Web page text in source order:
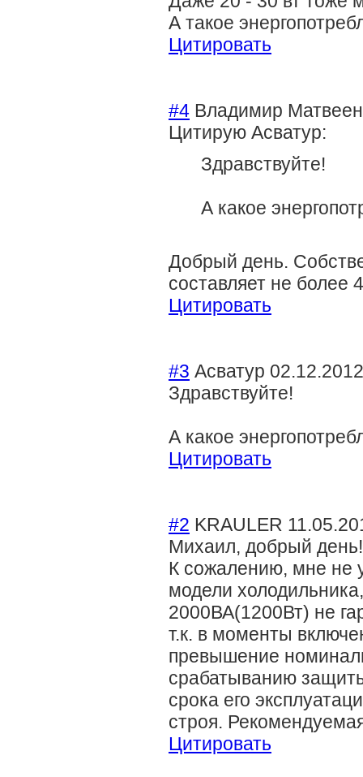
А такое
Цитировать
#4 Владимир
Цитирую Асватур:
Здравствуйте!
А какое
Добрый день.
составляет не более
Цитировать
#3 Асватур
Здравствуйте!
А какое
Цитировать
#2 KRAULER
Михаил, добрый день!
К сожалению, мне не
модели
2000ВА(1200Вт) не
т.к. в моменты
превышение
срабатыванию
срока его
строя.
Цитировать